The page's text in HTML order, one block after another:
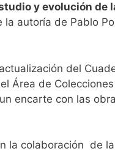
y evolución de
autoría de Pablo
del
Área de
encarte con las
la colaboración de